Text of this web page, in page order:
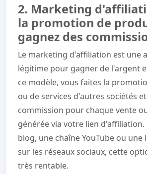
2. Marketing
la promotion de
gagnez des
Le marketing d'affiliation est une
légitime pour gagner de l'argent
ce modèle, vous faites la
ou de services d'autres sociétés
commission pour chaque vente
générée via votre lien d'affiliation.
blog, une chaîne YouTube ou une
sur les réseaux sociaux, cette
très rentable.